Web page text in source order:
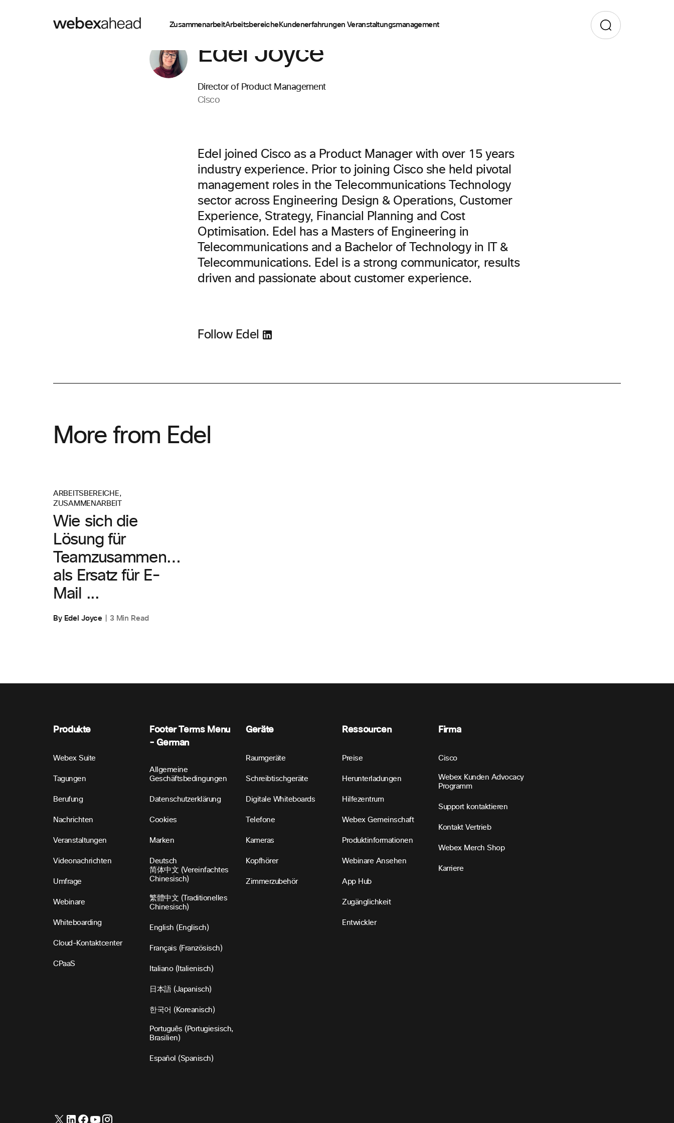
ZusammenarbeitArbeitsbereicheKundenerfahrungen Veranstaltungsmanagement
Edel Joyce
Director of Product Management
Cisco
Edel joined Cisco as a Product Manager with over 15 years
industry experience. Prior to joining Cisco she held pivotal
management roles in the Telecommunications Technology
sector across Engineering Design & Operations, Customer
Experience, Strategy, Financial Planning and Cost
Optimisation. Edel has a Masters of Engineering in
Telecommunications and a Bachelor of Technology in IT &
Telecommunications. Edel is a strong communicator, results
driven and passionate about customer experience.
Follow Edel
More from Edel
ARBEITSBEREICHE,
ZUSAMMENARBEIT
Wie sich die
Lösung für
Teamzusammenarbeit
als Ersatz für E-
Mail ...
By Edel Joyce 3 Min Read
Produkte
Webex Suite
Tagungen
Berufung
Nachrichten
Veranstaltungen
Videonachrichten
Umfrage
Webinare
Whiteboarding
Cloud-Kontaktcenter
CPaaS
Footer Terms Menu
- German
Allgemeine
Geschäftsbedingungen
Datenschutzerklärung
Cookies
Marken
Deutsch
简体中文 (Vereinfachtes
Chinesisch)
繁體中文 (Traditionelles
Chinesisch)
English (Englisch)
Français (Französisch)
Italiano (Italienisch)
日本語 (Japanisch)
한국어 (Koreanisch)
Português (Portugiesisch,
Brasilien)
Español (Spanisch)
Geräte
Raumgeräte
Schreibtischgeräte
Digitale Whiteboards
Telefone
Kameras
Kopfhörer
Zimmerzubehör
Ressourcen
Preise
Herunterladungen
Hilfezentrum
Webex Gemeinschaft
Produktinformationen
Webinare Ansehen
App Hub
Zugänglichkeit
Entwickler
Firma
Cisco
Webex Kunden Advocacy
Programm
Support kontaktieren
Kontakt Vertrieb
Webex Merch Shop
Karriere